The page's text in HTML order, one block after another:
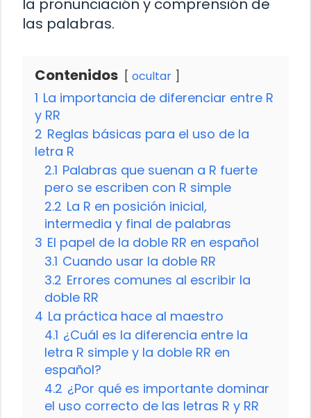
la pronunciación y comprensión de
las palabras.
Contenidos ocultar
1 La importancia de diferenciar entre R
y RR
2 Reglas básicas para el uso de la
letra R
2.1 Palabras que suenan a R fuerte
pero se escriben con R simple
2.2 La R en posición inicial,
intermedia y final de palabras
3 El papel de la doble RR en español
3.1 Cuando usar la doble RR
3.2 Errores comunes al escribir la
doble RR
4 La práctica hace al maestro
4.1 ¿Cuál es la diferencia entre la
letra R simple y la doble RR en
español?
4.2 ¿Por qué es importante dominar
el uso correcto de las letras R y RR